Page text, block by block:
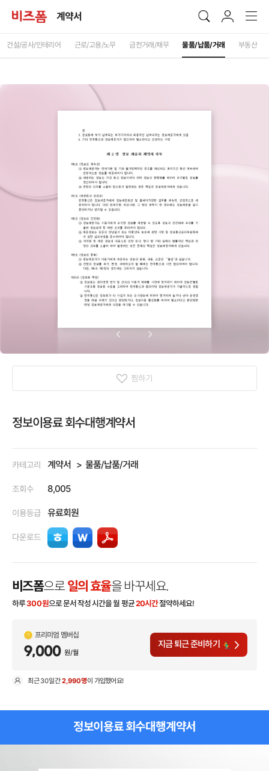
계약서
건설/공사/인테리어 근로/고용/노무 금전거래/채무 물품/납품/거래 부동산
찜하기
정보이용료 회수대행계약서
카테고리 계약서 물품/납품/거래
조회수 8,005
이용등급 유료회원
다운로드
비즈폼으로 일의 효율을 바꾸세요.
하루300원으로 문서 작성 시간을 월 평균20시간절약하세요!
프리미엄 멤버십
9,000 원/월
지금 퇴근 준비하기
최근30일간2,990명이 가입했어요!
정보이용료 회수대행계약서